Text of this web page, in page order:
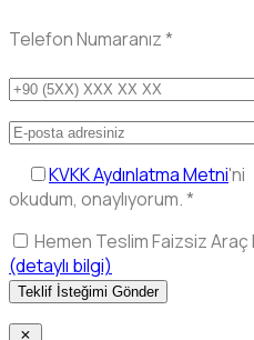
Telefon Numaranız*
KVKK Aydınlatma Metni'ni
okudum, onaylıyorum.*
Hemen Teslim Faizsiz Araç
(detaylı bilgi)